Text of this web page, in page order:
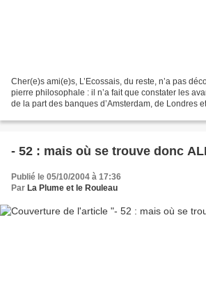
Cher(e)s ami(e)s, L’Ecossais, du reste, n’a pas
pierre philosophale : il n’a fait que constater les
de la part des banques d’Amsterdam, de Londres
- 52 : mais où se trouve donc
Publié le 05/10/2004 à 17:36
Par La Plume et le Rouleau